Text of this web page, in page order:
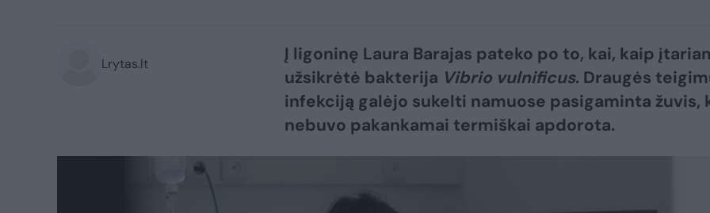
Lrytas.lt
Į ligoninę Laura Barajas pateko po to, kai, kaip
užsikrėtė bakterija Vibrio vulnificus. Draugės
infekciją galėjo sukelti namuose pasigaminta žuvis,
nebuvo pakankamai termiškai apdorota.